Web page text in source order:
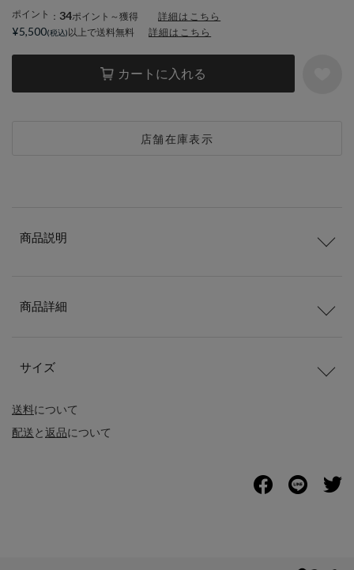
ポイント ： 34ポイント～獲得 詳細はこちら
カートに入れる
店舗在庫表示
¥5,500 以上で送料無料 詳細はこちら
送料について
配送と返品について
商品説明
商品詳細
サイズ